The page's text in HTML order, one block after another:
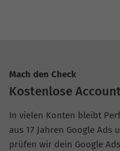
Mach den Check
Kostenlose
In vielen Konten bleibt
aus 17 Jahren Google Ads
prüfen wir dein Google